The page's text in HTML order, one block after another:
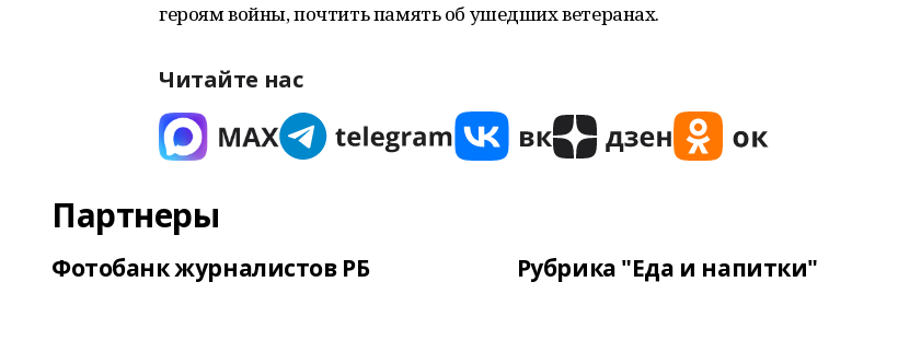
героям войны, почтить память об ушедших ветеранах.
Читайте нас
Партнеры
Фотобанк журналистов РБ Рубрика "Еда и напитки"